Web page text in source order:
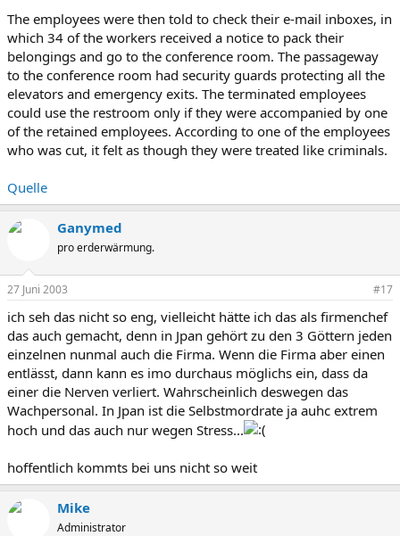
The employees were then told to check their e-mail inboxes, in
which 34 of the workers received a notice to pack their
belongings and go to the conference room. The passageway
to the conference room had security guards protecting all the
elevators and emergency exits. The terminated employees
could use the restroom only if they were accompanied by one
of the retained employees. According to one of the employees
who was cut, it felt as though they were treated like criminals.
Quelle
Ganymed
pro erderwärmung.
27 Juni 2003 #17
ich seh das nicht so eng, vielleicht hätte ich das als firmenchef
das auch gemacht, denn in Jpan gehört zu den 3 Göttern jeden
einzelnen nunmal auch die Firma. Wenn die Firma aber einen
entlässt, dann kann es imo durchaus möglichs ein, dass da
einer die Nerven verliert. Wahrscheinlich deswegen das
Wachpersonal. In Jpan ist die Selbstmordrate ja auhc extrem
hoch und das auch nur wegen Stress...
hoffentlich kommts bei uns nicht so weit
Mike
Administrator